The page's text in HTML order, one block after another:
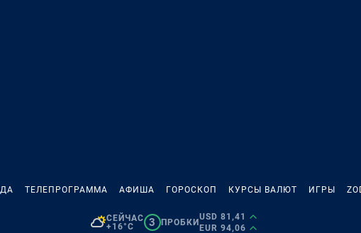
ТЕЛЕПРОГРАММА АФИША ГОРОСКОП КУРСЫ ВАЛЮТ ИГРЫ
СЕЙЧАС
+16°C
3 ПРОБКИ
USD 81,41
EUR 94,06